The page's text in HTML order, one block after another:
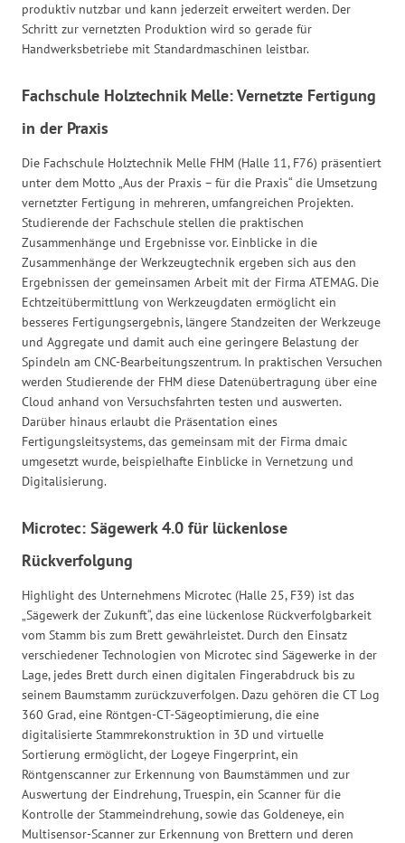
produktiv nutzbar und kann jederzeit erweitert werden. Der
Schritt zur vernetzten Produktion wird so gerade für
Handwerksbetriebe mit Standardmaschinen leistbar.
Fachschule Holztechnik Melle: Vernetzte Fertigung
in der Praxis
Die Fachschule Holztechnik Melle FHM (Halle 11, F76) präsentiert
unter dem Motto „Aus der Praxis – für die Praxis“ die Umsetzung
vernetzter Fertigung in mehreren, umfangreichen Projekten.
Studierende der Fachschule stellen die praktischen
Zusammenhänge und Ergebnisse vor. Einblicke in die
Zusammenhänge der Werkzeugtechnik ergeben sich aus den
Ergebnissen der gemeinsamen Arbeit mit der Firma ATEMAG. Die
Echtzeitübermittlung von Werkzeugdaten ermöglicht ein
besseres Fertigungsergebnis, längere Standzeiten der Werkzeuge
und Aggregate und damit auch eine geringere Belastung der
Spindeln am CNC-Bearbeitungszentrum. In praktischen Versuchen
werden Studierende der FHM diese Datenübertragung über eine
Cloud anhand von Versuchsfahrten testen und auswerten.
Darüber hinaus erlaubt die Präsentation eines
Fertigungsleitsystems, das gemeinsam mit der Firma dmaic
umgesetzt wurde, beispielhafte Einblicke in Vernetzung und
Digitalisierung.
Microtec: Sägewerk 4.0 für lückenlose
Rückverfolgung
Highlight des Unternehmens Microtec (Halle 25, F39) ist das
„Sägewerk der Zukunft“, das eine lückenlose Rückverfolgbarkeit
vom Stamm bis zum Brett gewährleistet. Durch den Einsatz
verschiedener Technologien von Microtec sind Sägewerke in der
Lage, jedes Brett durch einen digitalen Fingerabdruck bis zu
seinem Baumstamm zurückzuverfolgen. Dazu gehören die CT Log
360 Grad, eine Röntgen-CT-Sägeoptimierung, die eine
digitalisierte Stammrekonstruktion in 3D und virtuelle
Sortierung ermöglicht, der Logeye Fingerprint, ein
Röntgenscanner zur Erkennung von Baumstämmen und zur
Auswertung der Eindrehung, Truespin, ein Scanner für die
Kontrolle der Stammeindrehung, sowie das Goldeneye, ein
Multisensor-Scanner zur Erkennung von Brettern und deren